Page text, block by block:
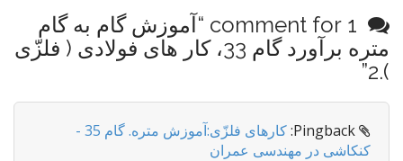
a
v
i
g
a
آموزش گام به گام
متره برآورد گام 33، کار های فولادی ( فلزّی
).2
”
کارهای فلزّی:آموزش متره. گام 35 -
کنکاشی در مهندسی عمران